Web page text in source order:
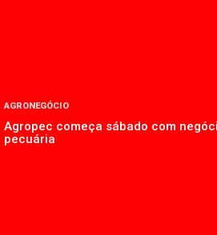
AGRONEGÓCIO
Agropec começa sábado com
pecuária